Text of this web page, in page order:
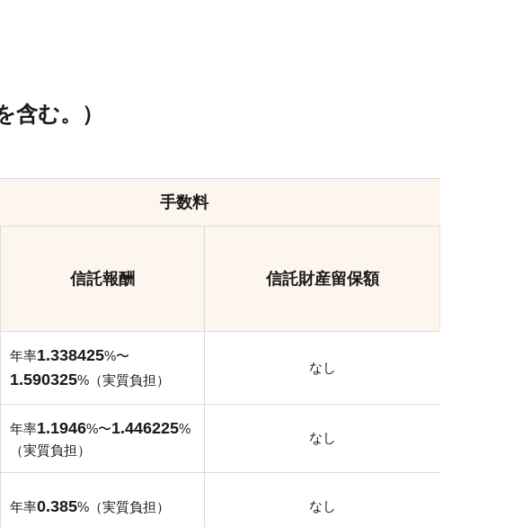
含む。）
手数料
信託報酬 信託財産留保額
年率1.338425%〜
1.590325%（実質負担）
なし
年率1.1946%〜1.446225%
（実質負担）
なし
年率0.385%（実質負担） なし